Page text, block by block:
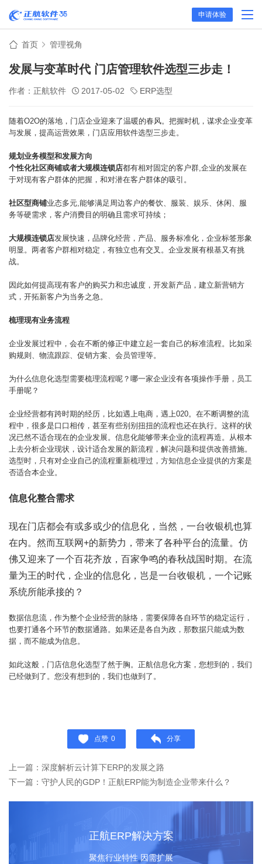
申请体验
首页 管理视角
发展与变革时代 门店管理软件选型三步走！
作者：正航软件 2017-05-02 ERP选型
随着O2O的落地，门店企业迎来了温暖的春风。把握时机，谋求企业变革
与发展，提高运营效果，门店应用软件选型三步走。
规划业务模型和发展方向
个性化社区商铺或者大规模连锁店都有相对固定的客户群,企业的发展在
于对现有客户群体的把握，和对潜在客户群体的吸引。
社区型商铺业态多元,能够满足周边客户的餐饮、服装、娱乐、休闲、服
务等硬需求，客户消费目的明确且需求可持续；
大规模连锁店发展快速，品牌化经营，产品、服务标准化，企业标签形象
明显。两者客户群相对稳定，有独立也有交叉。企业发展有根基又有挑
战。
因此如何提高现有客户的购买力和忠诚度，开发新产品，建立新营销方
式，开拓新客户为当务之急。
梳理现有业务流程
企业发展过程中，会在不断的修正中建立起一套自己的标准流程。比如采
购规则、物流跟踪、促销方案、会员管理等。
为什么信息化选型需要梳理流程呢？哪一家企业没有各项操作手册，员工
手册呢？
企业经营都有跨时期的经历，比如遇上电商，遇上020。在不断调整的流
程中，很多是口口相传，甚至有些别别扭扭的流程也还在执行。这样的状
况已然不适合现在的企业发展。信息化能够带来企业的流程再造。从根本
上去分析企业现状，设计适合发展的新流程，解决问题和提供改善措施。
选型时，只有对企业自己的流程重新梳理过，方知信息企业提供的方案是
否适合本企业。
信息化整合需求
现在门店都会有或多或少的信息化，当然，一台收银机也算
在内。然而互联网+的新势力，带来了各种平台的流量。仿
佛又迎来了一个百花齐放，百家争鸣的春秋战国时期。在流
量为王的时代，企业的信息化，岂是一台收银机，一个记账
系统所能承接的？
数据信息流，作为整个企业经营的脉络，需要保障各自环节的稳定运行，
也要打通各个环节的数据通路。如果还是各自为政，那数据只能成为数
据，而不能成为信息。
如此这般，门店信息化选型了然于胸。正航信息化方案，您想到的，我们
已经做到了。您没有想到的，我们也做到了。
点赞 0 分享
上一篇：深度解析云计算下ERP的发展之路
下一篇：守护人民的GDP！正航ERP能为制造企业带来什么？
正航ERP解决方案
聚焦行业特性 因需扩展